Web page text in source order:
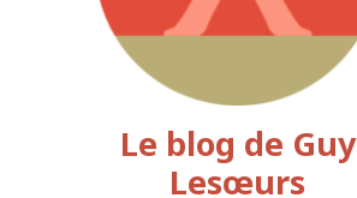
Le blog de Guy
Lesœurs